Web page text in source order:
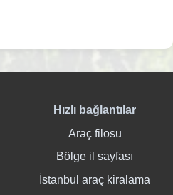
Hızlı bağlantılar
Araç filosu
Bölge il sayfası
İstanbul araç kiralama